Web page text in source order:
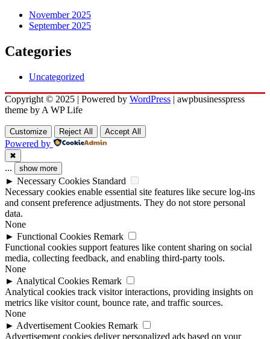
November 2025
September 2025
Categories
Uncategorized
Copyright © 2025 | Powered by WordPress | awpbusinesspress
theme by A WP Life
Customize Reject All Accept All
Powered by
✖
... show more
► Necessary Cookies Standard
Necessary cookies enable essential site features like secure log-ins
and consent preference adjustments. They do not store personal
data.
None
► Functional Cookies Remark
Functional cookies support features like content sharing on social
media, collecting feedback, and enabling third-party tools.
None
► Analytical Cookies Remark
Analytical cookies track visitor interactions, providing insights on
metrics like visitor count, bounce rate, and traffic sources.
None
► Advertisement Cookies Remark
Advertisement cookies deliver personalized ads based on your